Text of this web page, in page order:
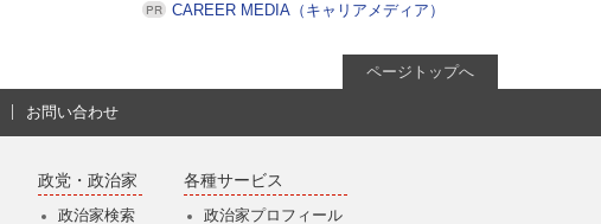
CAREER MEDIA（キャリアメディア）
ページトップへ
お問い合わせ
政党・政治家
政治家検索
各種サービス
政治家プロフィール